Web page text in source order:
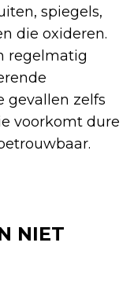
spiegels,
die oxideren.
regelmatig
gevallen zelfs
voorkomt dure
NIET